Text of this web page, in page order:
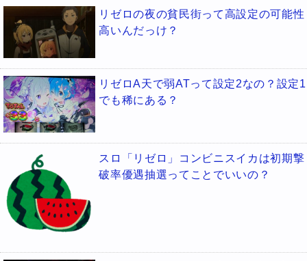
リゼロの夜の貧民街って高設定の可能性
高いんだっけ？
リゼロA天で弱ATって設定2なの？設定1
でも稀にある？
スロ「リゼロ」コンビニスイカは初期撃
破率優遇抽選ってことでいいの？